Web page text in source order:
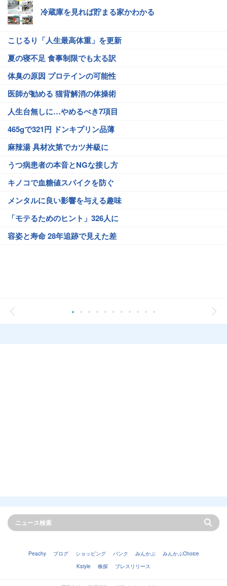
冷蔵庫を見れば貯まる家かわかる
こじるり「人生最高体重」を更新
夏の寝不足 食事制限でも太る訳
体臭の原因 プロテインの可能性
医師が勧める 猫背解消の体操術
人生台無しに…やめるべき7項目
465gで321円 ドンキプリン品薄
麻辣湯 具材次第でカツ丼級に
うつ病患者の本音とNGな接し方
キノコで血糖値スパイクを防ぐ
メンタルに良い影響を与える趣味
「モテるためのヒント」326人に
容姿と寿命 28年追跡で見えた差
Peachy ブログ ショッピング バンク みんかぶ
みんかぶChoice
Kstyle
株探 プレスリリース